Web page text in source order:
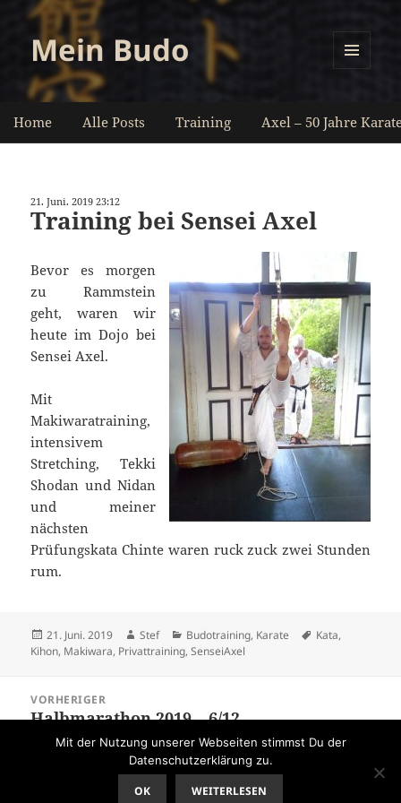
Mein Budo
Home Alle Posts Training Axel – 50 Jahre
21. Juni. 2019 23:12
Training bei Sensei Axel
Bevor es morgen
zu Rammstein
geht, waren wir
heute im Dojo bei
Sensei Axel.
Mit
Makiwaratraining,
intensivem
Stretching, Tekki
Shodan und Nidan
und meiner
nächsten
Prüfungskata Chinte waren ruck zuck zwei Stunden
rum.
Veröffentlicht
am
21. Juni. 2019 Autor
Stef Kategorien
Budotraining, Karate Schlagwörter
Kata,
Kihon, Makiwara, Privattraining,SenseiAxel
VORHERIGER
Vorheriger
Beitrag:
Halbmarathon 2019 – 6/12
Training mit Tadashi Ishikawa
Mit der Nutzung unserer Webseiten stimmst Du der
Datenschutzerklärung zu.
OK WEITERLESEN